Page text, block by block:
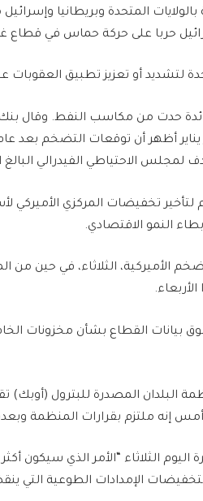
بالولايات المتحدة وبريطانيا
حربا على حركة حماس في قطاع
لتشديد أو تعزيز تطبيق العقوبات
حدت من مكاسب النفط. وقال بنك
أظهر أن توقعات التضخم بعد
الاحتياطي الفيدرالي البالغ
لتأخير تخفيضات المركزي الأميركي
النمو الاقتصادي.
الأميركية، الثلاثاء، في حين من
.
بيانات القطاع بشأن مخزونات
البلدان المصدرة للبترول (أوبك)
إنه ملتزم بقرارات المنظمة وبعدم
الثلاثاء “الأمر الذي سيكون
الإمدادات الطوعية التي